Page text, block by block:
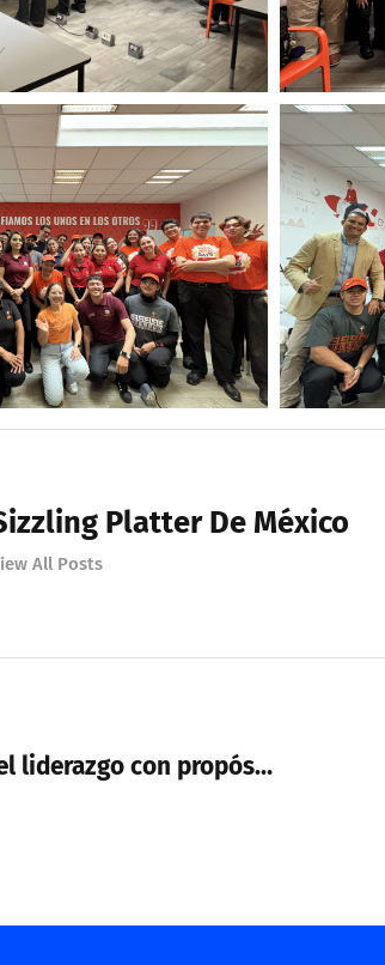
Platter De México
All Posts
Fortaleciendo el liderazgo con propósito